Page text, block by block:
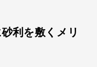
利を敷くメリ